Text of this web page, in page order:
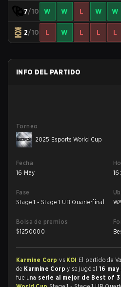
7/10 W W L W W
2/10 L W L L L
INFO DEL PARTIDO
Torneo
2025 Esports World Cup
Fecha
16 May
Fase
Stage 1 - Stage 1 UB Quarterfinal
Bolsa de premios
$1250000
Karmine Corpvs KOI El partido de
de Karmine Corpy se jugó el 16
fue una serie al mejor de Best of